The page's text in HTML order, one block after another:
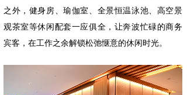
之外，健身房、瑜伽室、全景恒温泳池、高空景
观茶室等休闲配套一应俱全，让奔波忙碌的商务
宾客，在工作之余解锁松弛惬意的休闲时光。